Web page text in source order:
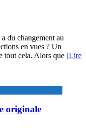
du changement au
en vues ? Un
tout cela. Alors que [Lire
originale